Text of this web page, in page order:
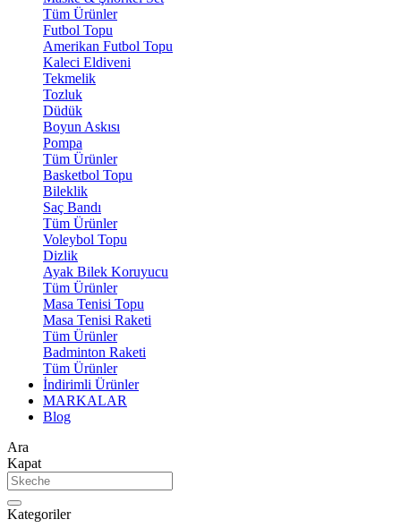
Tüm Ürünler
Futbol Topu
Amerikan Futbol Topu
Kaleci Eldiveni
Tekmelik
Tozluk
Düdük
Boyun Askısı
Pompa
Tüm Ürünler
Basketbol Topu
Bileklik
Saç Bandı
Tüm Ürünler
Voleybol Topu
Dizlik
Ayak Bilek Koruyucu
Tüm Ürünler
Masa Tenisi Topu
Masa Tenisi Raketi
Tüm Ürünler
Badminton Raketi
Tüm Ürünler
İndirimli Ürünler
MARKALAR
Blog
Ara
Kapat
Kategoriler